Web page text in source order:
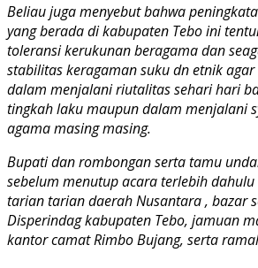
Beliau juga menyebut bahwa
yang berada di kabupaten Tebo ini
toleransi kerukunan beragama dan
stabilitas keragaman suku dn etnik
dalam menjalani riutalitas sehari hari
tingkah laku maupun dalam menjalani
agama masing masing.
Bupati dan rombongan serta tamu
sebelum menutup acara terlebih
tarian tarian daerah Nusantara , bazar
Disperindag kabupaten Tebo, jamuan
kantor camat Rimbo Bujang, serta